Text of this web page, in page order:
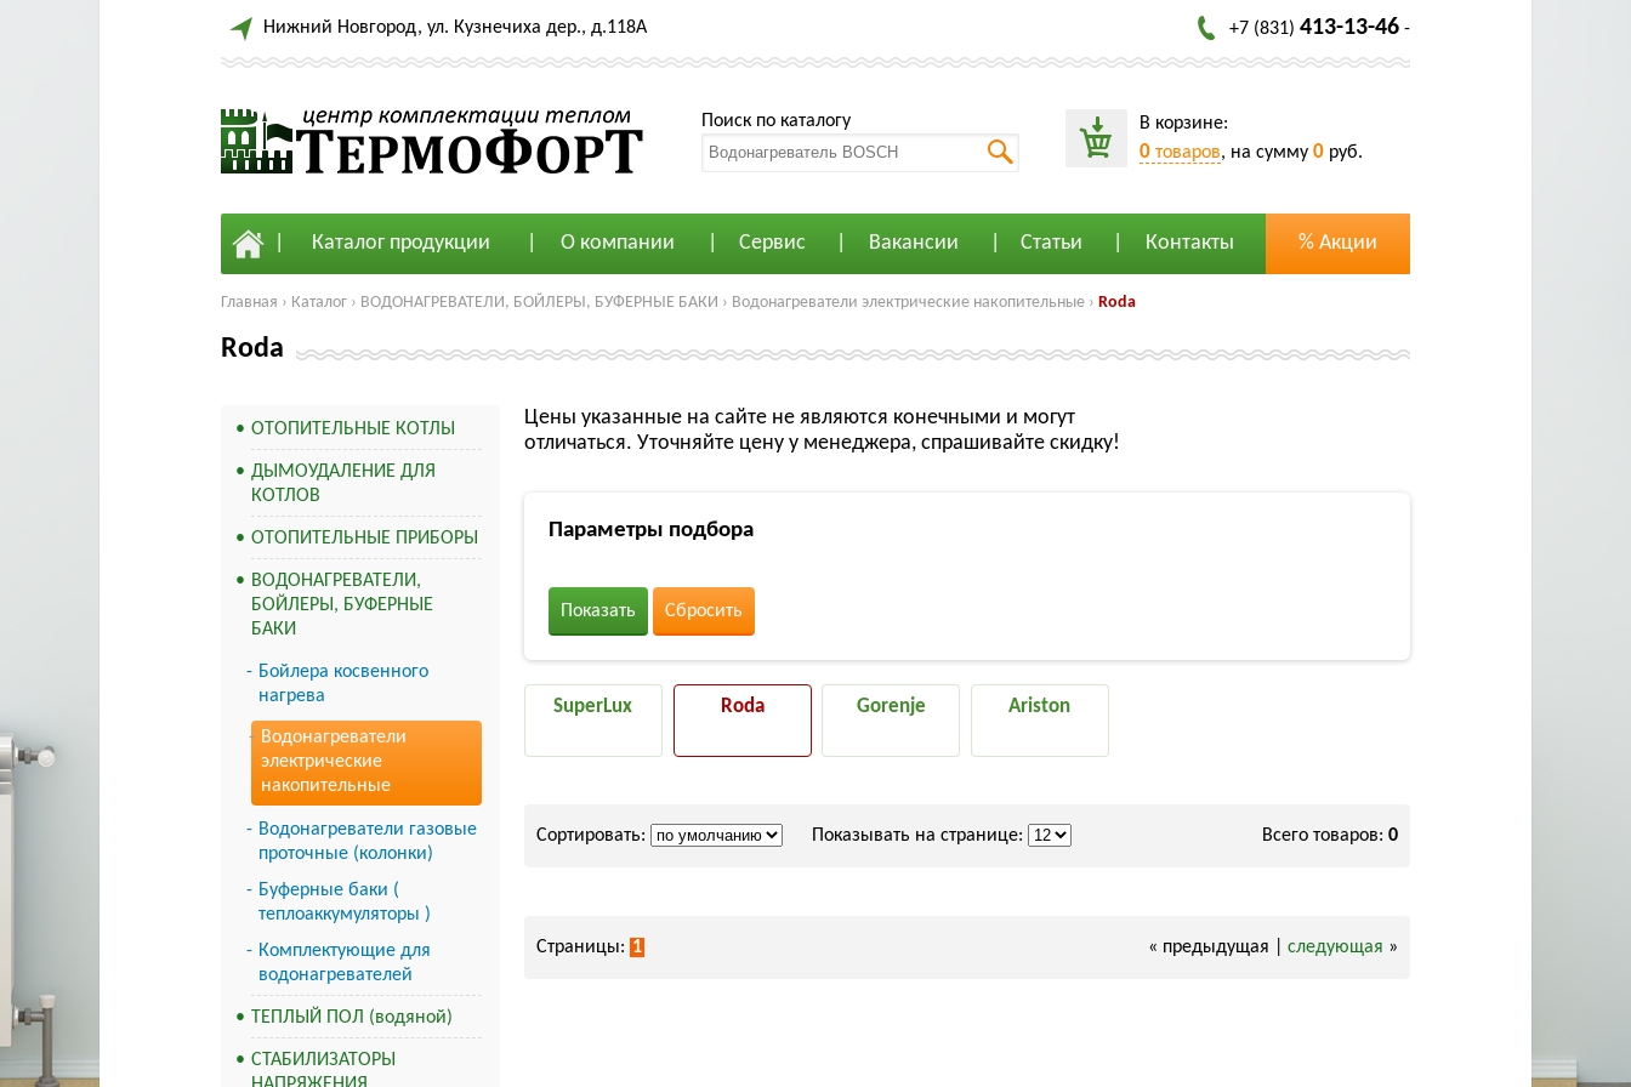
Нижний Новгород, ул. Кузнечиха дер., д.118А +7 (831) 413-13-46 -
Поиск по каталогу В корзине:
0 товаров, на сумму 0 руб.
Каталог продукции О компании Сервис Вакансии Статьи Контакты % Акции
Главная › Каталог › ВОДОНАГРЕВАТЕЛИ, БОЙЛЕРЫ, БУФЕРНЫЕ БАКИ › Водонагреватели электрические накопительные › Roda
Roda
ОТОПИТЕЛЬНЫЕ КОТЛЫ
ДЫМОУДАЛЕНИЕ ДЛЯ
КОТЛОВ
ОТОПИТЕЛЬНЫЕ ПРИБОРЫ
ВОДОНАГРЕВАТЕЛИ,
БОЙЛЕРЫ, БУФЕРНЫЕ
БАКИ
Бойлера косвенного
нагрева
Водонагреватели
электрические
накопительные
Водонагреватели газовые
проточные (колонки)
Буферные баки (
теплоаккумуляторы )
Комплектующие для
водонагревателей
ТЕПЛЫЙ ПОЛ (водяной)
СТАБИЛИЗАТОРЫ
Цены указанные на сайте не являются конечными и могут
отличаться. Уточняйте цену у менеджера, спрашивайте скидку!
Параметры подбора
Показать Сбросить
SuperLux Roda Gorenje Ariston
Всего товаров: 0
Сортировать: Показывать на странице:
« предыдущая | следующая »
Страницы: 1